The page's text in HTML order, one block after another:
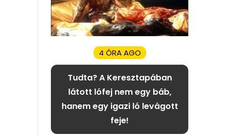
4 ÓRA AGO
Tudta? A Keresztapában
látott lófej nem egy báb,
hanem egy igazi ló levágott
feje!